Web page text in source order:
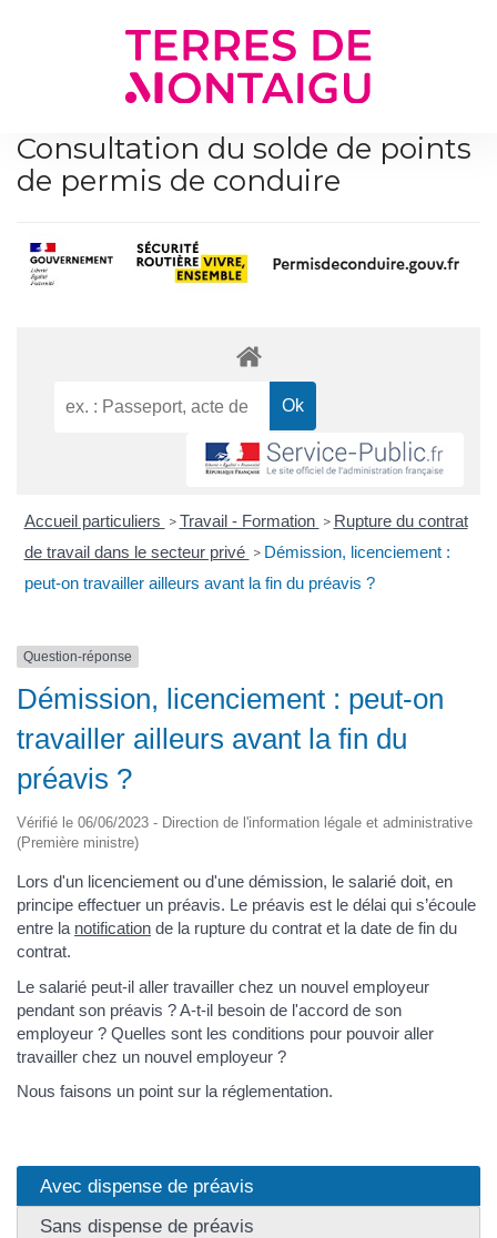
Consultation du solde de points
de permis de conduire
Accueil particuliers > Travail - Formation > Rupture du contrat
de travail dans le secteur privé > Démission, licenciement :
peut-on travailler ailleurs avant la fin du préavis ?
Question-réponse
Démission, licenciement : peut-on
travailler ailleurs avant la fin du
préavis ?
Vérifié le 06/06/2023 - Direction de l'information légale et administrative
(Première ministre)
Lors d'un licenciement ou d'une démission, le salarié doit, en
principe effectuer un préavis. Le préavis est le délai qui s’écoule
entre la notification de la rupture du contrat et la date de fin du
contrat.
Le salarié peut-il aller travailler chez un nouvel employeur
pendant son préavis ? A-t-il besoin de l'accord de son
employeur ? Quelles sont les conditions pour pouvoir aller
travailler chez un nouvel employeur ?
Nous faisons un point sur la réglementation.
Avec dispense de préavis
Sans dispense de préavis